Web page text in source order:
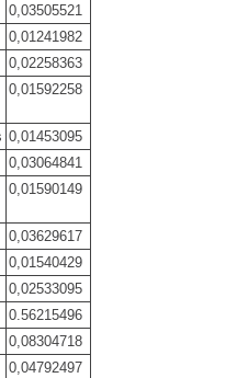
0,03505521
0,01241982
0,02258363
0,01592258
0,01453095
0,03064841
0,01590149
0,03629617
0,01540429
0,02533095
0.56215496
0,08304718
0,04792497